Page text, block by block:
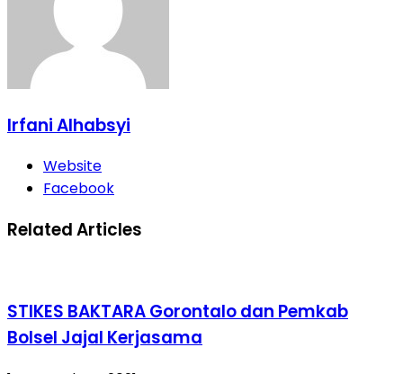
Irfani Alhabsyi
Website
Facebook
Related Articles
STIKES BAKTARA Gorontalo dan Pemkab
Bolsel Jajal Kerjasama